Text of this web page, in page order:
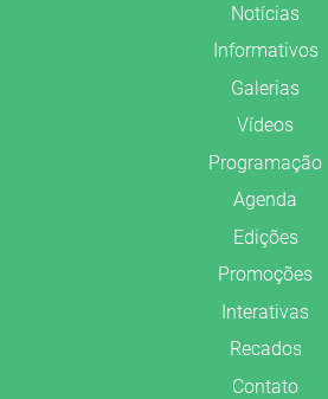
Notícias
Informativos
Galerias
Vídeos
Programação
Agenda
Edições
Promoções
Interativas
Recados
Contato